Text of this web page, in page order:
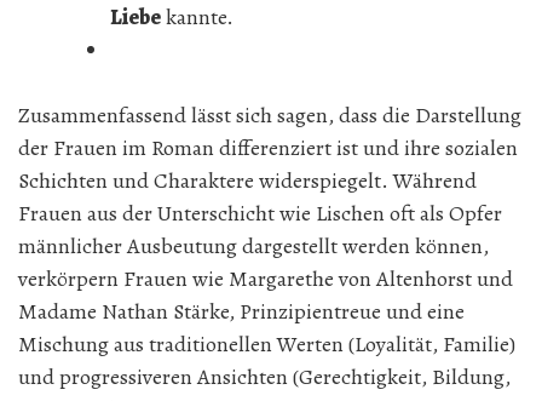
Liebekannte.
Zusammenfassend lässt sich sagen, dass die Darstellung
der Frauen im Roman differenziert ist und ihre sozialen
Schichten und Charaktere widerspiegelt. Während
Frauen aus der Unterschicht wie Lischen oft als Opfer
männlicher Ausbeutung dargestellt werden können,
verkörpern Frauen wie Margarethe von Altenhorst und
Madame Nathan Stärke, Prinzipientreue und eine
Mischung aus traditionellen Werten (Loyalität, Familie)
und progressiveren Ansichten (Gerechtigkeit, Bildung,